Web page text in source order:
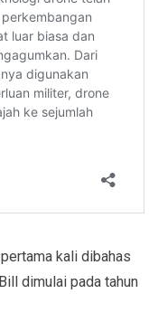
kali dibahas
dimulai pada tahun